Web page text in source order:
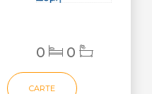
0 0
CARTE